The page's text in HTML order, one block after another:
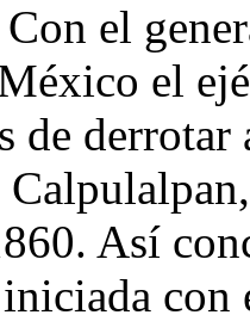
Con el
el
de
Así